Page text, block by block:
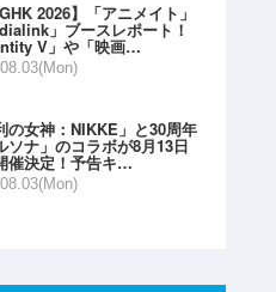
2026】「アニメイト」
」ブースレポート！
V」や「映画…
の女神：NIKKE」と30周年
ソナ」のコラボが8月13日
催決定！予告キ…